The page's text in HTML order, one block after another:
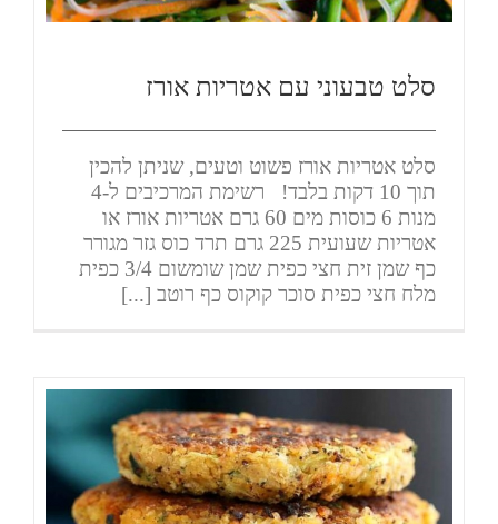
סלט טבעוני עם אטריות אורז
סלט אטריות אורז פשוט וטעים, שניתן להכין
תוך 10 דקות בלבד! רשימת המרכיבים ל-4
מנות 6 כוסות מים 60 גרם אטריות אורז או
אטריות שעועית 225 גרם תרד כוס גזר מגורר
כף שמן זית חצי כפית שמן שומשום 3/4 כפית
מלח חצי כפית סוכר קוקוס כף רוטב [...]